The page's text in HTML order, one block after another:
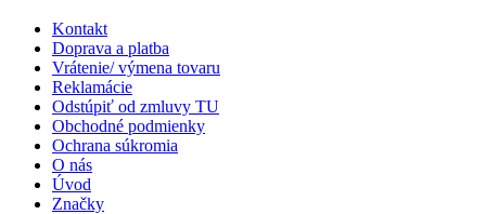
Kontakt
Doprava a platba
Vrátenie/ výmena tovaru
Reklamácie
Odstúpiť od zmluvy TU
Obchodné podmienky
Ochrana súkromia
O nás
Úvod
Značky